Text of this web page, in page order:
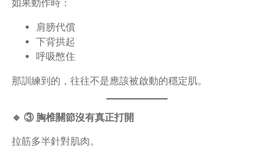
如果動作時：
肩膀代償
下背拱起
呼吸憋住
那訓練到的，往往不是應該被啟動的穩定肌。
🔹 ③ 胸椎關節沒有真正打開
拉筋多半針對肌肉。